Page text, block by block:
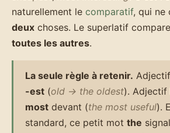
naturellement le comparatif, qui ne
deux choses. Le superlatif compare
toutes les autres.
La seule règle à retenir.
-est (old → the oldest).
most devant (the most useful).
standard, ce petit mot the